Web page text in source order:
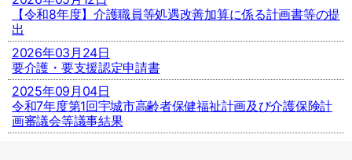
【令和8年度】介護職員等処遇改善加算に係る計画書等の提
出
2026年03月24日
要介護・要支援認定申請書
2025年09月04日
令和7年度第1回宇城市高齢者保健福祉計画及び介護保険計
画審議会等議事結果